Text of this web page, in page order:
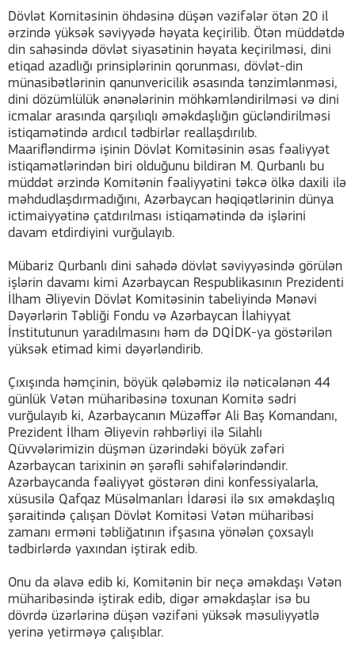
Dövlət Komitəsinin öhdəsinə düşən vəzifələr ötən 20 il
ərzində yüksək səviyyədə həyata keçirilib. Ötən müddətdə
din sahəsində dövlət siyasətinin həyata keçirilməsi, dini
etiqad azadlığı prinsiplərinin qorunması, dövlət-din
münasibətlərinin qanunvericilik əsasında tənzimlənməsi,
dini dözümlülük ənənələrinin möhkəmləndirilməsi və dini
icmalar arasında qarşılıqlı əməkdaşlığın gücləndirilməsi
istiqamətində ardıcıl tədbirlər reallaşdırılıb.
Maarifləndirmə işinin Dövlət Komitəsinin əsas fəaliyyət
istiqamətlərindən biri olduğunu bildirən M. Qurbanlı bu
müddət ərzində Komitənin fəaliyyətini təkcə ölkə daxili ilə
məhdudlaşdırmadığını, Azərbaycan həqiqətlərinin dünya
ictimaiyyətinə çatdırılması istiqamətində də işlərini
davam etdirdiyini vurğulayıb.
Mübariz Qurbanlı dini sahədə dövlət səviyyəsində görülən
işlərin davamı kimi Azərbaycan Respublikasının Prezidenti
İlham Əliyevin Dövlət Komitəsinin tabeliyində Mənəvi
Dəyərlərin Təbliği Fondu və Azərbaycan İlahiyyat
İnstitutunun yaradılmasını həm də DQİDK-ya göstərilən
yüksək etimad kimi dəyərləndirib.
Çıxışında həmçinin, böyük qələbəmiz ilə nəticələnən 44
günlük Vətən müharibəsinə toxunan Komitə sədri
vurğulayıb ki, Azərbaycanın Müzəffər Ali Baş Komandanı,
Prezident İlham Əliyevin rəhbərliyi ilə Silahlı
Qüvvələrimizin düşmən üzərindəki böyük zəfəri
Azərbaycan tarixinin ən şərəfli səhifələrindəndir.
Azərbaycanda fəaliyyət göstərən dini konfessiyalarla,
xüsusilə Qafqaz Müsəlmanları İdarəsi ilə sıx əməkdaşlıq
şəraitində çalışan Dövlət Komitəsi Vətən müharibəsi
zamanı erməni təbliğatının ifşasına yönələn çoxsaylı
tədbirlərdə yaxından iştirak edib.
Onu da əlavə edib ki, Komitənin bir neçə əməkdaşı Vətən
müharibəsində iştirak edib, digər əməkdaşlar isə bu
dövrdə üzərlərinə düşən vəzifəni yüksək məsuliyyətlə
yerinə yetirməyə çalışıblar.